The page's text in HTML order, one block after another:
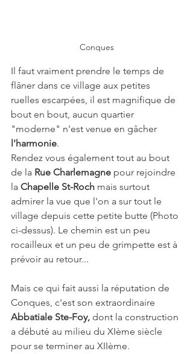
Conques
Il faut vraiment prendre le temps de
flâner dans ce village aux petites
ruelles escarpées, il est magnifique de
bout en bout, aucun quartier
"moderne" n'est venue en gâcher
l'harmonie.
Rendez vous également tout au bout
de la Rue Charlemagne pour rejoindre
la Chapelle St-Roch mais surtout
admirer la vue que l'on a sur tout le
village depuis cette petite butte (Photo
ci-dessus). Le chemin est un peu
rocailleux et un peu de grimpette est à
prévoir au retour...
Mais ce qui fait aussi la réputation de
Conques, c'est son extraordinaire
Abbatiale Ste-Foy, dont la construction
a débuté au milieu du XIème siècle
pour se terminer au XIIème.